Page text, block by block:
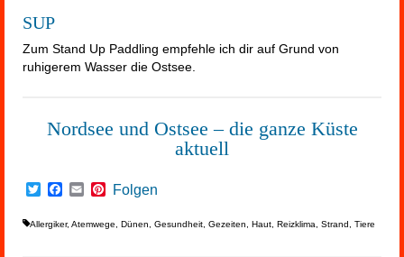
SUP
Zum Stand Up Paddling empfehle ich dir auf Grund von
ruhigerem Wasser die Ostsee.
Nordsee und Ostsee – die ganze Küste
aktuell
TwitterFacebook
EmailPinterest
Folgen
Allergiker, Atemwege Dünen Gesundheit Gezeiten Haut Reizklima Strand Tiere